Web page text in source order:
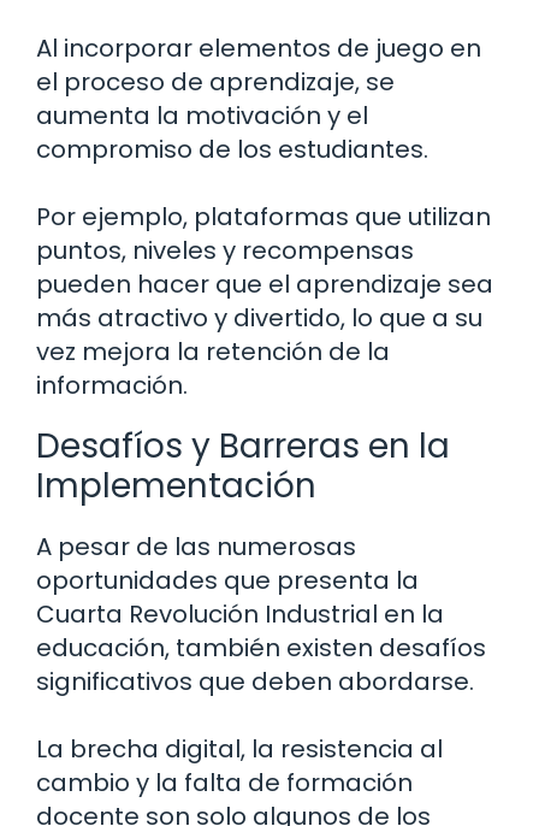
Al incorporar elementos de juego en
el proceso de aprendizaje, se
aumenta la motivación y el
compromiso de los estudiantes.
Por ejemplo, plataformas que utilizan
puntos, niveles y recompensas
pueden hacer que el aprendizaje sea
más atractivo y divertido, lo que a su
vez mejora la retención de la
información.
Desafíos y Barreras en la
Implementación
A pesar de las numerosas
oportunidades que presenta la
Cuarta Revolución Industrial en la
educación, también existen desafíos
significativos que deben abordarse.
La brecha digital, la resistencia al
cambio y la falta de formación
docente son solo algunos de los